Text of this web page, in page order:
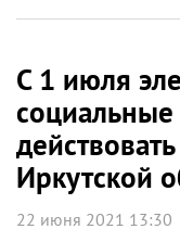
С 1 июля
Иркутской
22 июня 2021 13:30